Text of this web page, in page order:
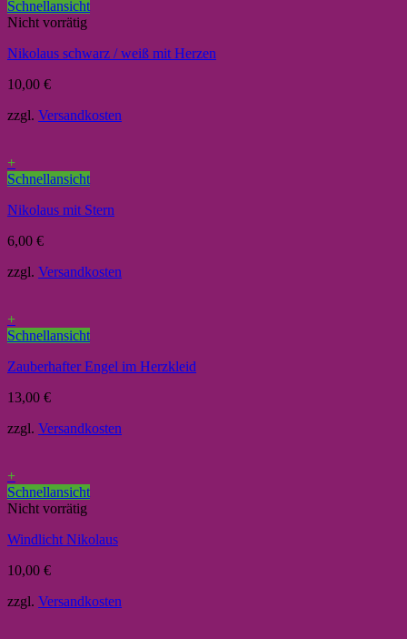
Schnellansicht
Nicht vorrätig
Nikolaus schwarz / weiß mit Herzen
10,00 €
zzgl. Versandkosten
+
Schnellansicht
Nikolaus mit Stern
6,00 €
zzgl. Versandkosten
+
Schnellansicht
Zauberhafter Engel im Herzkleid
13,00 €
zzgl. Versandkosten
+
Schnellansicht
Nicht vorrätig
Windlicht Nikolaus
10,00 €
zzgl. Versandkosten